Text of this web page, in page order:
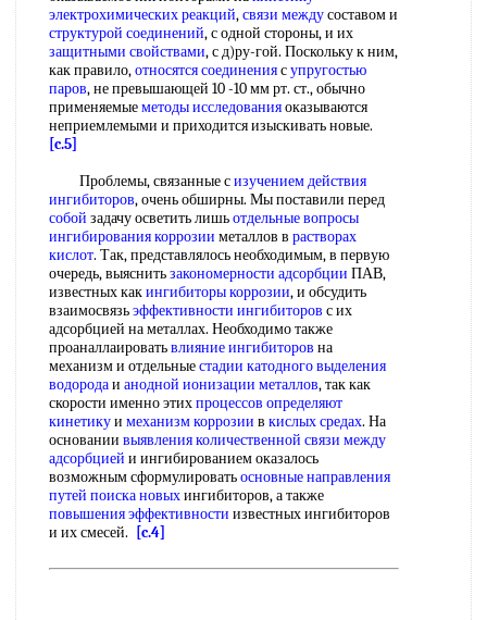
электрохимических реакций,связи междусоставом и
структурой соединений, с одной стороны, и их
защитными свойствами, с д)ру-гой. Поскольку к ним,
как правило,относятся соединениясупругостью
паров, не превышающей 10 -10 мм рт. ст., обычно
применяемыеметоды исследованияоказываются
неприемлемыми и приходится изыскивать новые.
[c.5]
Проблемы, связанные сизучением действия
ингибиторов, очень обширны. Мы поставили перед
собой задачу осветить лишьотдельные вопросы
ингибирования коррозии металлов в растворах
кислот. Так, представлялось необходимым, в первую
очередь, выяснитьзакономерности адсорбции ПАВ,
известных какингибиторы коррозии, и обсудить
взаимосвязьэффективности ингибиторов с их
адсорбцией на металлах. Необходимо также
проаналлаироватьвлияние ингибиторов на
механизм и отдельныестадии катодного выделения
водородаи анодной ионизации металлов, так как
скорости именно этихпроцессов определяют
кинетикуи механизм коррозии в кислых средах. На
основании выявления количественной связи между
адсорбцией и ингибированием оказалось
возможным сформулироватьосновные направления
путей поиска новыхингибиторов, а также
повышения эффективности известных ингибиторов
и их смесей.
[c.4]